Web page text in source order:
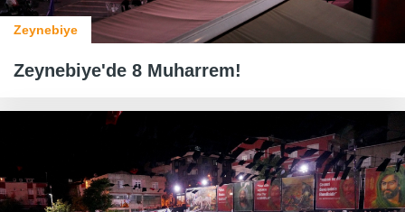
Zeynebiye
Zeynebiye'de 8 Muharrem!